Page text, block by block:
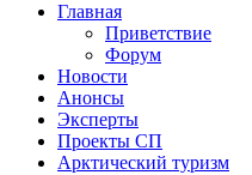
Главная
Приветствие
Форум
Новости
Анонсы
Эксперты
Проекты СП
Арктический туризм